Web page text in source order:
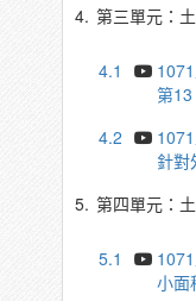
4. 第三單元：
4.1
第
4.2
針對
5. 第四單元：
5.1
小面